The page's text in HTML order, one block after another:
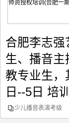
合肥李志
生、播音
教专业生，
日--5日 培
少儿播音表演考级